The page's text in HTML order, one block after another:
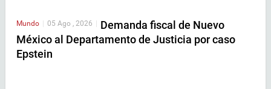
Mundo 05 Ago , 2026
Demanda fiscal de Nuevo
México al Departamento de Justicia por caso
Epstein